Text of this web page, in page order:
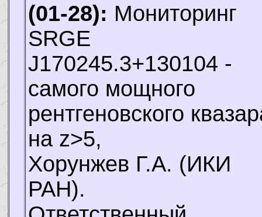
(01-28): Мониторинг
SRGE
J170245.3+130104 -
самого мощного
рентгеновского
на z>5,
Хорунжев Г.А. (ИКИ
РАН).